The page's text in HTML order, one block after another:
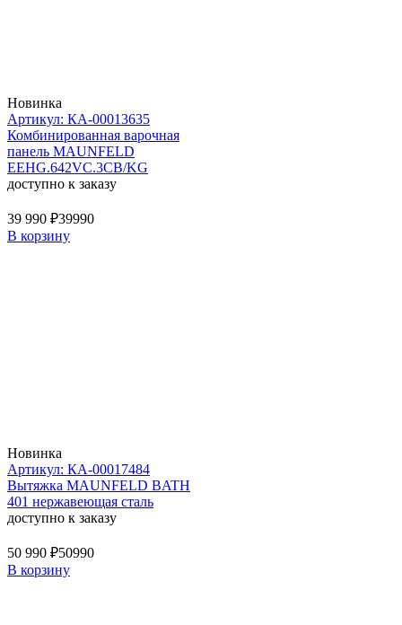
Новинка
Артикул: КА-00013635
Комбинированная варочная
панель MAUNFELD
EEHG.642VC.3CB/KG
доступно к заказу
39 990 ₽39990
В корзину
Новинка
Артикул: КА-00017484
Вытяжка MAUNFELD BATH
401 нержавеющая сталь
доступно к заказу
50 990 ₽50990
В корзину